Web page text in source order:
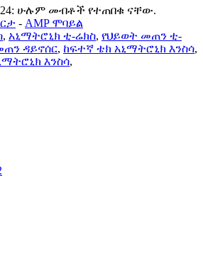
ሁሉም መብቶች የተጠበቁ ናቸው.
- AMP ሞባይል
, አኒማትሮኒክ ቲ-ሬክስ, የህይወት መጠን ቲ-
ዳይኖሰር, ከፍተኛ ቴክ አኒማትሮኒክ እንስሳ,
እንስሳ,